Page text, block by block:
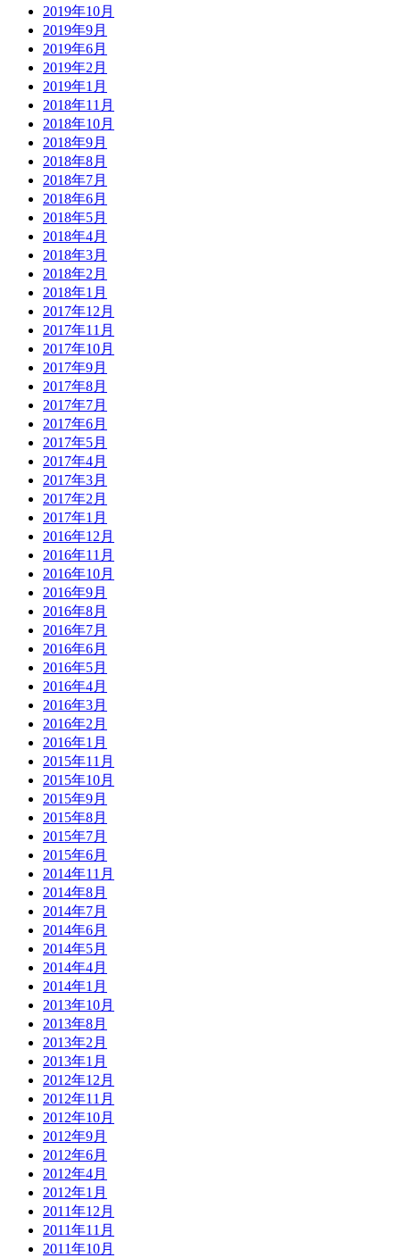
2019年10月
2019年9月
2019年6月
2019年2月
2019年1月
2018年11月
2018年10月
2018年9月
2018年8月
2018年7月
2018年6月
2018年5月
2018年4月
2018年3月
2018年2月
2018年1月
2017年12月
2017年11月
2017年10月
2017年9月
2017年8月
2017年7月
2017年6月
2017年5月
2017年4月
2017年3月
2017年2月
2017年1月
2016年12月
2016年11月
2016年10月
2016年9月
2016年8月
2016年7月
2016年6月
2016年5月
2016年4月
2016年3月
2016年2月
2016年1月
2015年11月
2015年10月
2015年9月
2015年8月
2015年7月
2015年6月
2014年11月
2014年8月
2014年7月
2014年6月
2014年5月
2014年4月
2014年1月
2013年10月
2013年8月
2013年2月
2013年1月
2012年12月
2012年11月
2012年10月
2012年9月
2012年6月
2012年4月
2012年1月
2011年12月
2011年11月
2011年10月